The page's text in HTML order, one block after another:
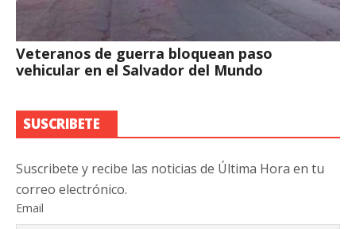
Veteranos de guerra bloquean paso
vehicular en el Salvador del Mundo
SUSCRIBETE
Suscribete y recibe las noticias de Última Hora en tu
correo electrónico.
Email